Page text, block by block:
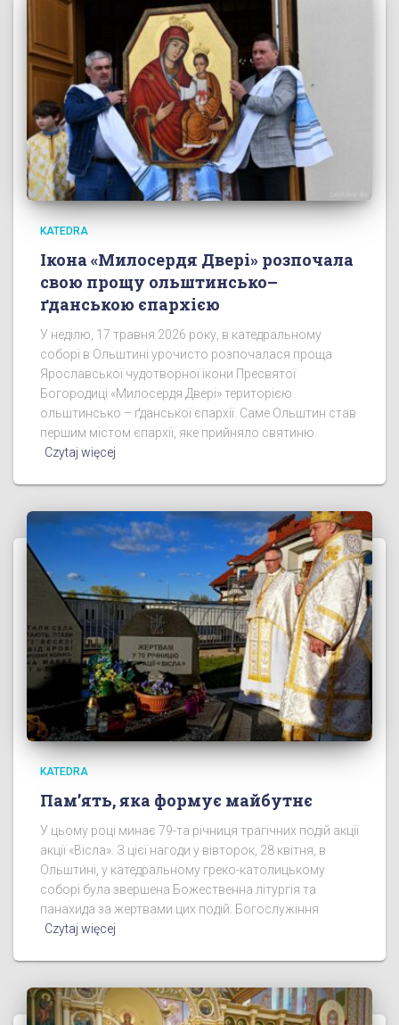
KATEDRA
Ікона «Милосердя Двері» розпочала
свою прощу ольштинсько–
ґданською єпархією
У неділю, 17 травня 2026 року, в катедральному
соборі в Ольштині урочисто розпочалася проща
Ярославської чудотворної ікони Пресвятої
Богородиці «Милосердя Двері» територією
ольштинсько – ґданської єпархії. Саме Ольштин став
першим містом єпархії, яке прийняло святиню.
Czytaj więcej
KATEDRA
Пам’ять, яка формує майбутнє
У цьому році минає 79-та річниця трагічних подій акції
акції «Вісла». З цієї нагоди у вівторок, 28 квітня, в
Ольштині, у катедральному греко-католицькому
соборі була звершена Божественна літургія та
панахида за жертвами цих подій. Богослужіння
Czytaj więcej